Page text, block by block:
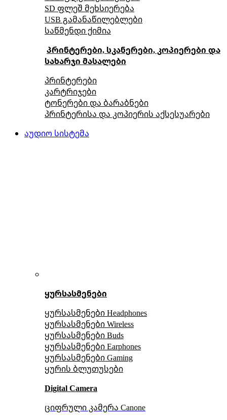
SD ფლეშ მეხსიერება
USB გამანაწილებლები
საწმენდი ქიმია
პრინტერები, სკანერები, კოპიერები და
სახარჯი მასალები
პრინტერები
კარტრიჯები
ტონერები და ბარაბნები
პრინტერისა და კოპიერის აქსესუარები
აუდიო სისტემა
ყურსასმენები
ყურსასმენები Headphones
ყურსასმენები Wireless
ყურსასმენები Buds
ყურსასმენები Earphones
ყურსასმენები Gaming
ყურის ბლუთუსები
Digital Camera
ციფრული კამერა Сanone